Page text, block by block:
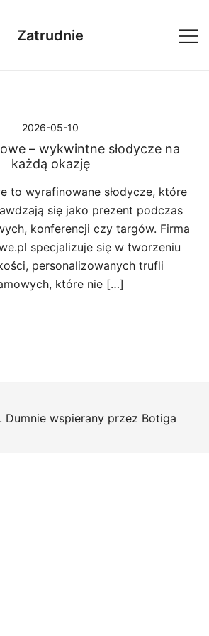
Zatrudnie
2026-05-10
– wykwintne słodycze na
każdą okazję
to wyrafinowane słodycze, które
się jako prezent podczas
konferencji czy targów. Firma
specjalizuje się w tworzeniu
personalizowanych trufli
które nie […]
wspierany przez Botiga